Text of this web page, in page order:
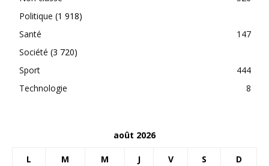
Politique (1 918)
Santé
147
Société (3 720)
Sport
444
Technologie
8
août 2026
L M M J V S D